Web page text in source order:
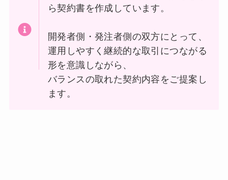
ら契約書を作成しています。
開発者側・発注者側の双方にとって、
運用しやすく継続的な取引につながる
形を意識しながら、
バランスの取れた契約内容をご提案し
ます。